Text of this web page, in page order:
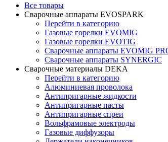
Все товары
Сварочные аппараты EVOSPARK
Перейти в категорию
Газовые горелки EVOMIG
Газовые горелки EVOTIG
Сварочные аппараты EVOMIG
Сварочные аппараты SYNERGIC
Сварочные материалы DEKA
Перейти в категорию
Алюминиевая проволока
Антипригарные жидкости
Антипригарные пасты
Антипригарные спреи
Вольфрамовые электроды
Газовые диффузоры